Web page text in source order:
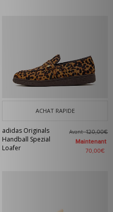
ACHAT RAPIDE
adidas Originals
Handball Spezial
Loafer
Avant120,00€
Maintenant
70,00€